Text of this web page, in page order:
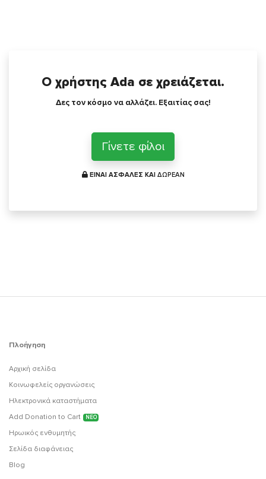
Ο χρήστης Ada σε χρειάζεται.
Δες τον κόσμο να αλλάζει. Εξαιτίας σας!
Γίνετε φίλοι
ΕΙΝΑΙ ΑΣΦΑΛΕΣ ΚΑΙ ΔΩΡΕΑΝ
Πλοήγηση
Αρχική σελίδα
Κοινωφελείς οργανώσεις
Ηλεκτρονικά καταστήματα
Add Donation to Cart
ΝΕΟ
Ηρωικός ενθυμητής
Σελίδα διαφάνειας
Blog